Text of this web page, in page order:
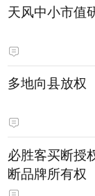
天风中小市值
多地向县放权
必胜客买断授
断品牌所有权